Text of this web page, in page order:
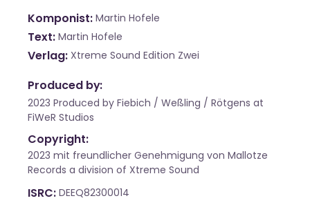
Komponist Martin Hofele
Text Martin Hofele
Verlag Xtreme Sound Edition Zwei
Produced by:
2023 Produced by Fiebich / Weßling / Rötgens at
FiWeR Studios
Copyright:
2023 mit freundlicher Genehmigung von Mallotze
Records a division of Xtreme Sound
ISRC DEEQ82300014